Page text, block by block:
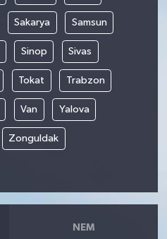
Sakarya Samsun
Sinop Sivas
Tokat Trabzon
Van Yalova
Zonguldak
NEM